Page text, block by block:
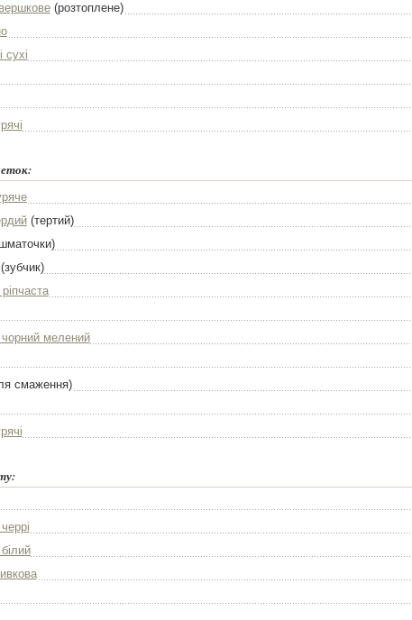
(розтоплене)
сухі
(тертий)
чорний мелений
смаження)